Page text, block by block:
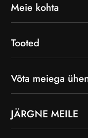
Meie kohta
Tooted
Võta meiega
JÄRGNE MEILE